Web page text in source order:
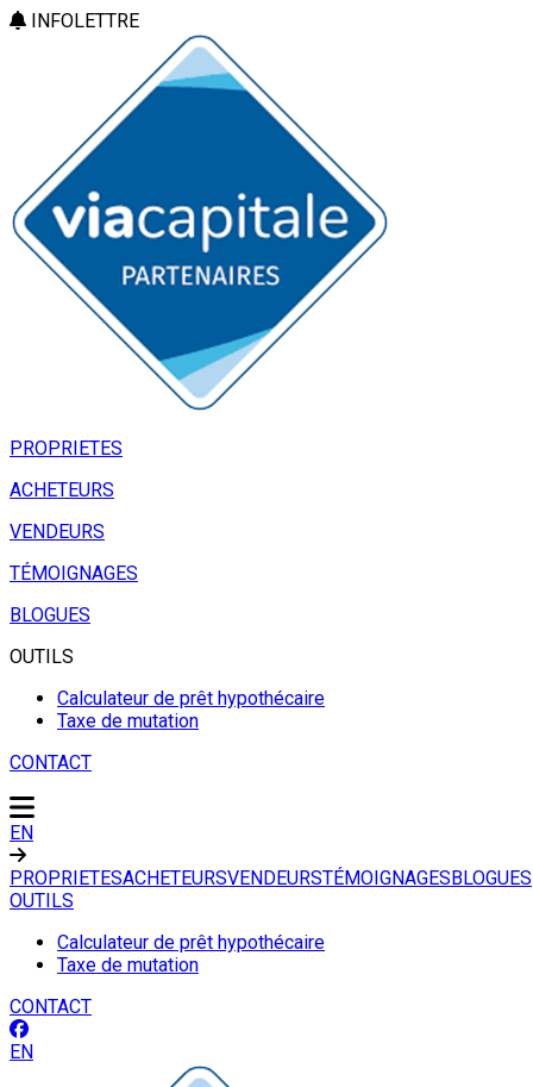
INFOLETTRE
PROPRIETES
ACHETEURS
VENDEURS
TÉMOIGNAGES
BLOGUES
OUTILS
Calculateur de prêt hypothécaire
Taxe de mutation
CONTACT
EN
PROPRIETESACHETEURSVENDEURSTÉMOIGNAGESBLOGUES
OUTILS
Calculateur de prêt hypothécaire
Taxe de mutation
CONTACT
EN